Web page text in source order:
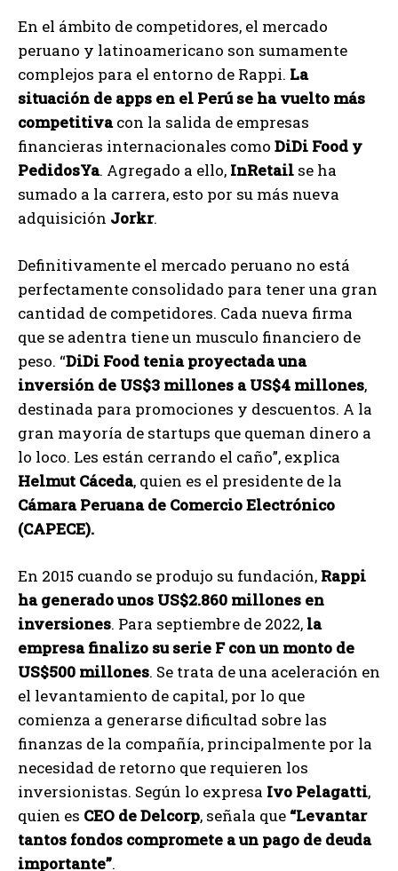
En el ámbito de competidores, el mercado
peruano y latinoamericano son sumamente
complejos para el entorno de Rappi. La
situación de apps en el Perú se ha vuelto más
competitivacon la salida de empresas
financieras internacionales como DiDi Food y
PedidosYa. Agregado a ello, InRetail se ha
sumado a la carrera, esto por su más nueva
adquisición Jorkr.
Definitivamente el mercado peruano no está
perfectamente consolidado para tener una gran
cantidad de competidores. Cada nueva firma
que se adentra tiene un musculo financiero de
peso. “DiDi Food tenia proyectada una
inversión de US$3 millones a US$4 millones,
destinada para promociones y descuentos. A la
gran mayoría de startups que queman dinero a
lo loco. Les están cerrando el caño”, explica
Helmut Cáceda, quien es el presidente de la
Cámara Peruana de Comercio Electrónico
(CAPECE).
En 2015 cuando se produjo su fundación, Rappi
ha generado unos US$2.860 millones en
inversiones. Para septiembre de 2022, la
empresa finalizo su serie F con un monto de
US$500 millones. Se trata de una aceleración en
el levantamiento de capital, por lo que
comienza a generarse dificultad sobre las
finanzas de la compañía, principalmente por la
necesidad de retorno que requieren los
inversionistas. Según lo expresa Ivo Pelagatti,
quien es CEO de Delcorp, señala que “Levantar
tantos fondos compromete a un pago de deuda
importante”.